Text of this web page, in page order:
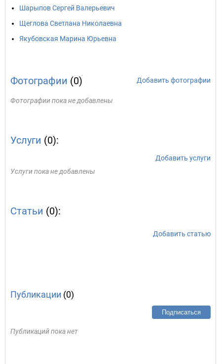
Шарыпов Сергей Валерьевич
Щеглова Светлана Николаевна
Якубовская Марина Юрьевна
Фотографии (0) Добавить фотографии
Фотографии пока не добавлены
Услуги (0):
Добавить услуги
Услуги пока не добавлены
Статьи (0):
Добавить статью
Публикации (0)
Подписаться
Публикаций пока нет